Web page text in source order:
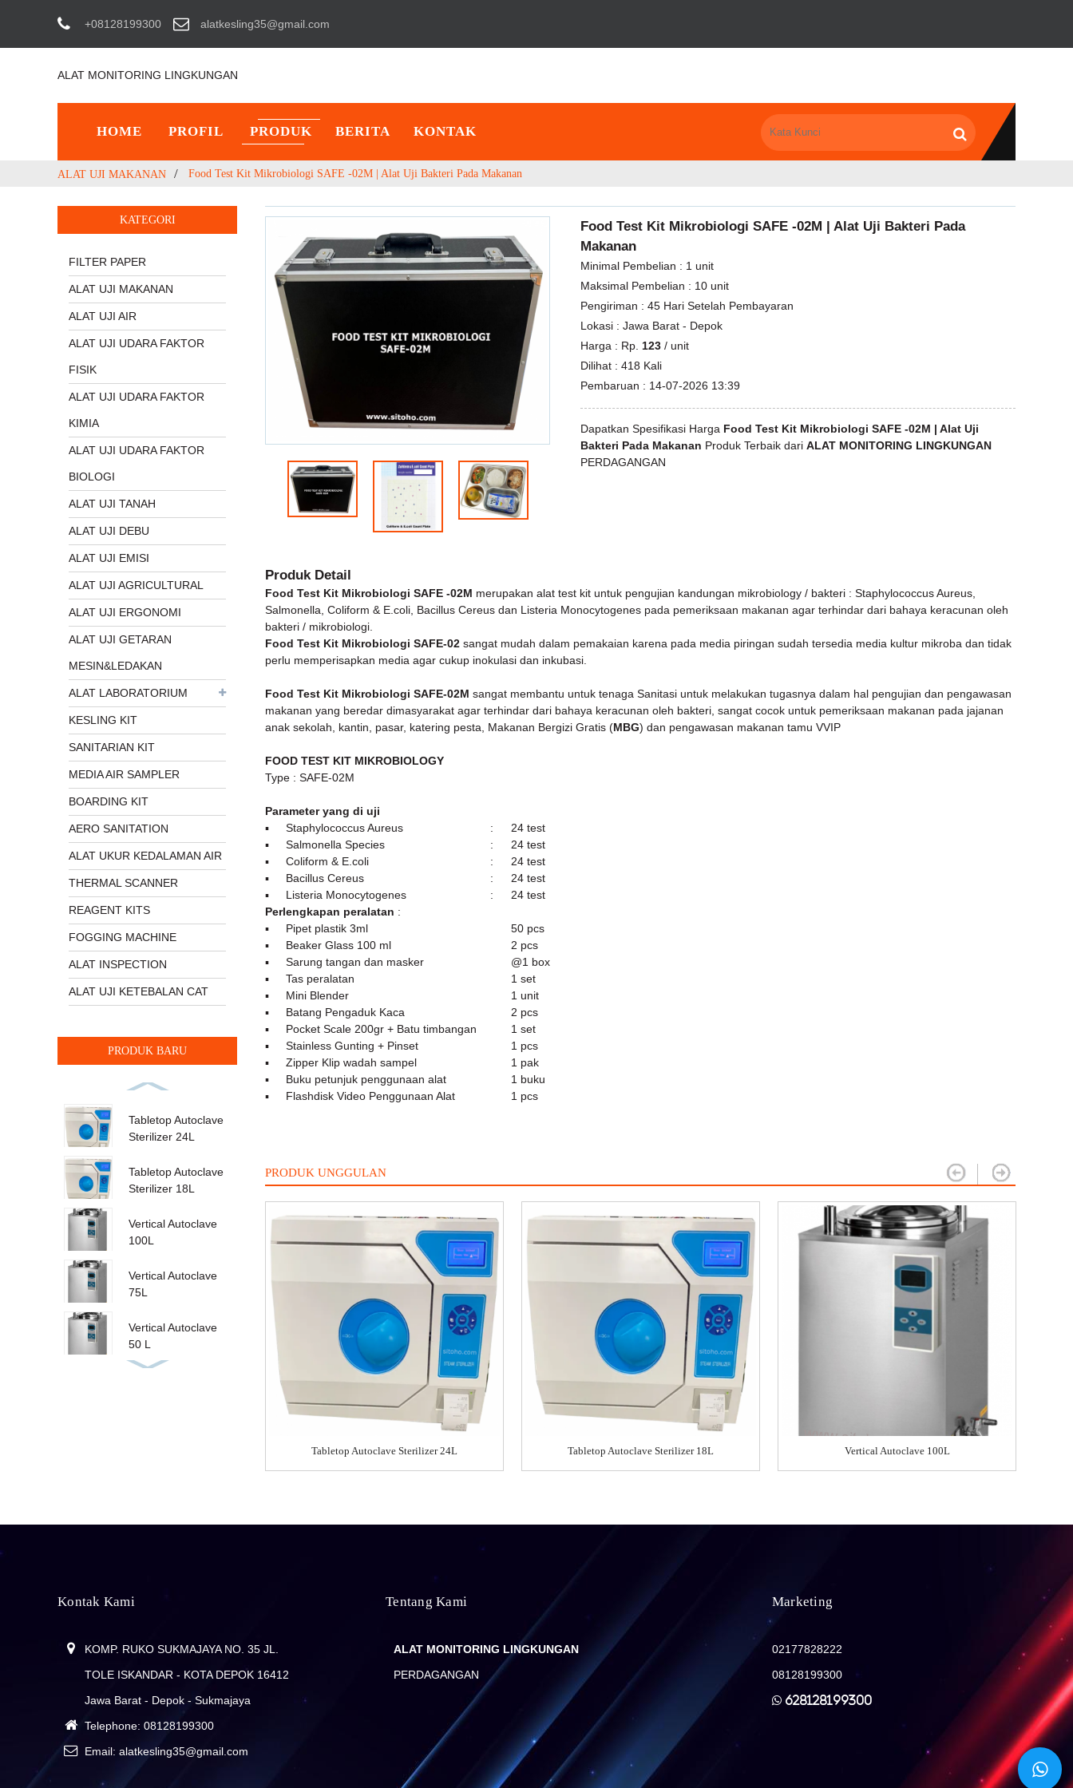
+08128199300 alatkesling35@gmail.com
ALAT MONITORING LINGKUNGAN
HOME PROFIL PRODUK BERITA KONTAK
ALAT UJI MAKANAN Food Test Kit Mikrobiologi SAFE -02M | Alat Uji Bakteri Pada Makanan
KATEGORI
FILTER PAPER
ALAT UJI MAKANAN
ALAT UJI AIR
ALAT UJI UDARA FAKTOR
FISIK
ALAT UJI UDARA FAKTOR
KIMIA
ALAT UJI UDARA FAKTOR
BIOLOGI
ALAT UJI TANAH
ALAT UJI DEBU
ALAT UJI EMISI
ALAT UJI AGRICULTURAL
ALAT UJI ERGONOMI
ALAT UJI GETARAN
MESIN&LEDAKAN
ALAT LABORATORIUM
KESLING KIT
SANITARIAN KIT
MEDIA AIR SAMPLER
BOARDING KIT
AERO SANITATION
ALAT UKUR KEDALAMAN AIR
THERMAL SCANNER
REAGENT KITS
FOGGING MACHINE
ALAT INSPECTION
ALAT UJI KETEBALAN CAT
PRODUK BARU
Tabletop Autoclave
Sterilizer 24L
Tabletop Autoclave
Sterilizer 18L
Vertical Autoclave
100L
Vertical Autoclave
75L
Vertical Autoclave
50 L
Sampel Bakteri di
Inkubator untuk
Food Test Kit Mikrobiologi SAFE -02M | Alat Uji Bakteri Pada
Makanan
Minimal Pembelian : 1 unit
Maksimal Pembelian : 10 unit
Pengiriman :45 Hari Setelah Pembayaran
Lokasi :Jawa Barat - Depok
Harga : Rp. 123 / unit
Dilihat :418 Kali
Pembaruan : 14-07-2026 13:39
Dapatkan Spesifikasi Harga Food Test Kit Mikrobiologi SAFE -02M | Alat Uji
Bakteri Pada Makanan Produk Terbaik dariALAT MONITORING LINGKUNGAN
PERDAGANGAN
Produk Detail
Food Test Kit Mikrobiologi SAFE -02M merupakan alat test kit untuk pengujian kandungan mikrobiology / bakteri : Staphylococcus Aureus,
Salmonella, Coliform & E.coli, Bacillus Cereus dan Listeria Monocytogenes pada pemeriksaan makanan agar terhindar dari bahaya keracunan oleh
bakteri / mikrobiologi.
Food Test Kit Mikrobiologi SAFE-02 sangat mudah dalam pemakaian karena pada media piringan sudah tersedia media kultur mikroba dan tidak
perlu memperisapkan media agar cukup inokulasi dan inkubasi.
Food Test Kit Mikrobiologi SAFE-02M sangat membantu untuk tenaga Sanitasi untuk melakukan tugasnya dalam hal pengujian dan pengawasan
makanan yang beredar dimasyarakat agar terhindar dari bahaya keracunan oleh bakteri, sangat cocok untuk pemeriksaan makanan pada jajanan
anak sekolah, kantin, pasar, katering pesta, Makanan Bergizi Gratis (MBG) dan pengawasan makanan tamu VVIP
FOOD TEST KIT MIKROBIOLOGY
Type : SAFE-02M
Parameter yang di uji
▪
Staphylococcus Aureus :
24 test
▪
Salmonella Species :
24 test
▪
Coliform & E.coli :
24 test
▪
Bacillus Cereus :
24 test
▪
Listeria Monocytogenes :
24 test
Perlengkapan peralatan :
▪
Pipet plastik 3ml
50 pcs
▪
Beaker Glass 100 ml
2 pcs
▪
Sarung tangan dan masker
@1 box
▪
Tas peralatan
1 set
▪
Mini Blender
1 unit
▪
Batang Pengaduk Kaca
2 pcs
▪
Pocket Scale 200gr + Batu timbangan
1 set
▪
Stainless Gunting + Pinset
1 pcs
▪
Zipper Klip wadah sampel
1 pak
▪
Buku petunjuk penggunaan alat
1 buku
▪
Flashdisk Video Penggunaan Alat 1 pcs
PRODUK UNGGULAN
Tabletop Autoclave Sterilizer 24L Tabletop Autoclave Sterilizer 18L Vertical Autoclave 100L
Kontak Kami
KOMP. RUKO SUKMAJAYA NO. 35 JL.
TOLE ISKANDAR - KOTA DEPOK 16412
Jawa Barat - Depok - Sukmajaya
Telephone: 08128199300
Email: alatkesling35@gmail.com
Tentang Kami
ALAT MONITORING LINGKUNGAN
PERDAGANGAN
ALAT MONITORING LINGKUNGAN
PERDAGANGAN
ALAT MONITORING LINGKUNGAN
PERDAGANGAN
Marketing
02177828222
08128199300
628128199300